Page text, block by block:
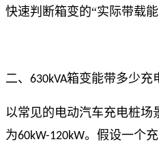
快速判断箱变的“实际带载能
二、 630kVA箱变能带多少充
以常见的电动汽车充电桩场
为60kW-120kW。假设一个